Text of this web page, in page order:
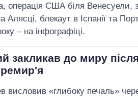
операція США біля Венесуели,
Алясці, блекаут в Іспанії та
– на інфографіці.
закликав до миру після
«глибоку печаль»